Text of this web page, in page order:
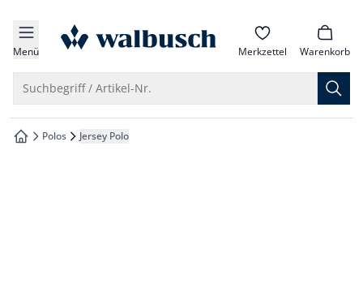
springen
springen
springen
springen
Menü zur Startseite Merkzettel Warenkorb
Suchbegriff / Artikel-Nr.
zur Startseite
Polos Jersey Polo